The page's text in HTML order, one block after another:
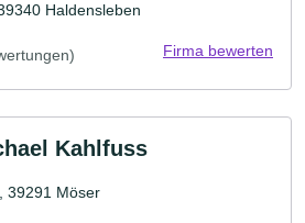
Haldensleben
Firma bewerten
Kahlfuss
39291 Möser